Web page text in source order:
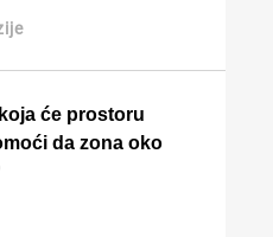
će prostoru
da zona oko